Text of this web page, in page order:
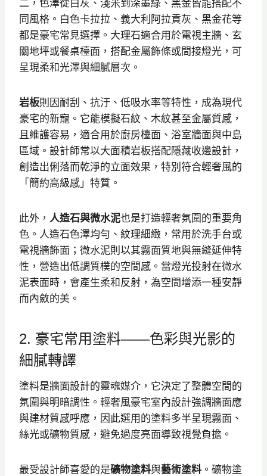
二，色澤從白灰、淺米到深墨綠、黑金皆能搭配不
同風格。白色卡拉拉、義大利阿拉貢灰、黑金花等
都是豪宅常見選擇。大理石適合用於電視主牆、玄
關地坪或餐桌檯面，搭配金屬飾條或間接燈光，可
呈現柔和光澤與細膩層次。
岩板則因耐刮、抗汙、低吸水率等特性，成為現代
豪宅的新寵。它能模擬石紋、木紋甚至金屬質感，
且維護容易，適合用於廚房檯面、浴室牆面與中島
區域。設計師常以大面積岩板搭配隱藏收邊設計，
創造出俐落而乾淨的立面效果，特別符合輕奢風的
「簡約高級感」特質。
此外， 人造石與微水泥也是打造輕奢氛圍的重要角
色。人造石色澤均勻、紋理細緻，常用於洗手台或
電視牆飾面；微水泥則以其霧面質地與無縫延伸特
性，營造出低調質樸的空間感。當燈光投射在微水
泥表面時，會產生柔和反射，為空間增添一種安靜
而內斂的美。
2. 豪宅常用塗料——色彩與光影的
細膩轉譯
塗料是牆面設計的靈魂媒介，它決定了整體空間的
氛圍與明暗調性。輕奢風豪宅室內設計強調牆面應
與建材質感呼應，因此選用的塗料多半呈現霧面、
絲光或礦物質感，避免過度亮面導致視覺負擔。
最受設計師喜愛的是礦物塗料與藝術塗料 。礦物塗